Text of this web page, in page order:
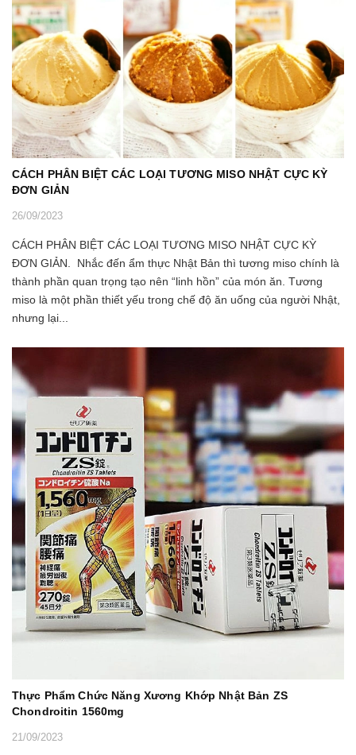
CÁCH PHÂN BIỆT CÁC LOẠI TƯƠNG MISO NHẬT CỰC KỲ
ĐƠN GIẢN
26/09/2023
CÁCH PHÂN BIỆT CÁC LOẠI TƯƠNG MISO NHẬT CỰC KỲ
ĐƠN GIẢN. Nhắc đến ẩm thực Nhật Bản thì tương miso chính là
thành phần quan trọng tạo nên “linh hồn” của món ăn. Tương
miso là một phần thiết yếu trong chế độ ăn uống của người Nhật,
nhưng lại...
Thực Phẩm Chức Năng Xương Khớp Nhật Bản ZS
Chondroitin 1560mg
21/09/2023